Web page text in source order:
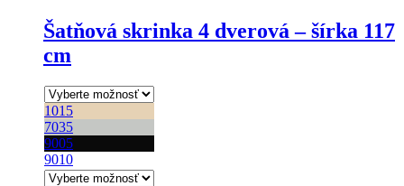
viacero
variantov.
Šatňová skrinka 4 dverová – šírka 117
cm
1015
7035
9005
9010